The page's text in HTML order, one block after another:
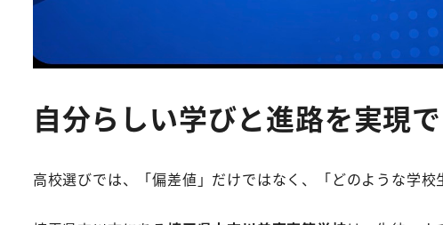
自分らしい学びと進路を実現
高校選びでは、「偏差値」だけではなく、「どのような学